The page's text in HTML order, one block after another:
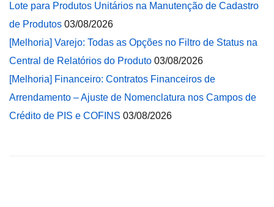
Lote para Produtos Unitários na Manutenção de Cadastro
de Produtos 03/08/2026
[Melhoria] Varejo: Todas as Opções no Filtro de Status na
Central de Relatórios do Produto 03/08/2026
[Melhoria] Financeiro: Contratos Financeiros de
Arrendamento – Ajuste de Nomenclatura nos Campos de
Crédito de PIS e COFINS 03/08/2026